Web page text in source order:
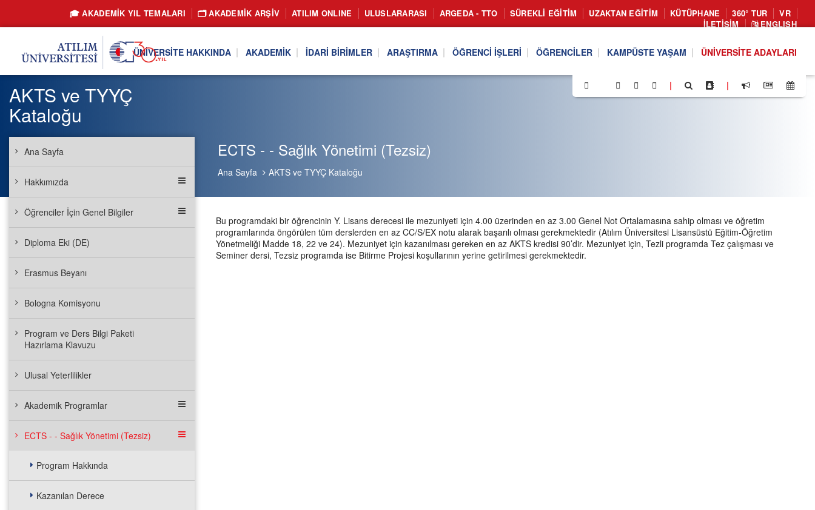
🎓 AKADEMİK YIL TEMALARI 🗂️ AKADEMIK ARŞIV ATILIM ONLINE ULUSLARARASI ARGEDA - TTO SÜREKLI EĞITIM UZAKTAN EĞITIM KÜTÜPHANE 360° TUR
VR
İLETIŞIM
ENGLISH
ÜNIVERSITE HAKKINDA AKADEMIK İDARI BIRIMLER ARAŞTIRMA ÖĞRENCI İŞLERI ÖĞRENCILER KAMPÜSTE YAŞAM ÜNIVERSITE ADAYLARI
| |
ECTS - - Sağlık Yönetimi (Tezsiz)
Ana Sayfa AKTS ve TYYÇ Kataloğu
AKTS ve TYYÇ
Kataloğu
Ana Sayfa
Hakkımızda
Öğrenciler İçin Genel Bilgiler
Diploma Eki (DE)
Erasmus Beyanı
Bologna Komisyonu
Program ve Ders Bilgi Paketi
Hazırlama Klavuzu
Ulusal Yeterlilikler
Akademik Programlar
ECTS - - Sağlık Yönetimi (Tezsiz)
Program Hakkında
Kazanılan Derece
Bu programdaki bir öğrencinin Y. Lisans derecesi ile mezuniyeti için 4.00 üzerinden en az 3.00 Genel Not Ortalamasına sahip olması ve öğretim
programlarında öngörülen tüm derslerden en az CC/S/EX notu alarak başarılı olması gerekmektedir (Atılım Üniversitesi Lisansüstü Eğitim-Öğretim
Yönetmeliği Madde 18, 22 ve 24). Mezuniyet için kazanılması gereken en az AKTS kredisi 90’dir. Mezuniyet için, Tezli programda Tez çalışması ve
Seminer dersi, Tezsiz programda ise Bitirme Projesi koşullarının yerine getirilmesi gerekmektedir.